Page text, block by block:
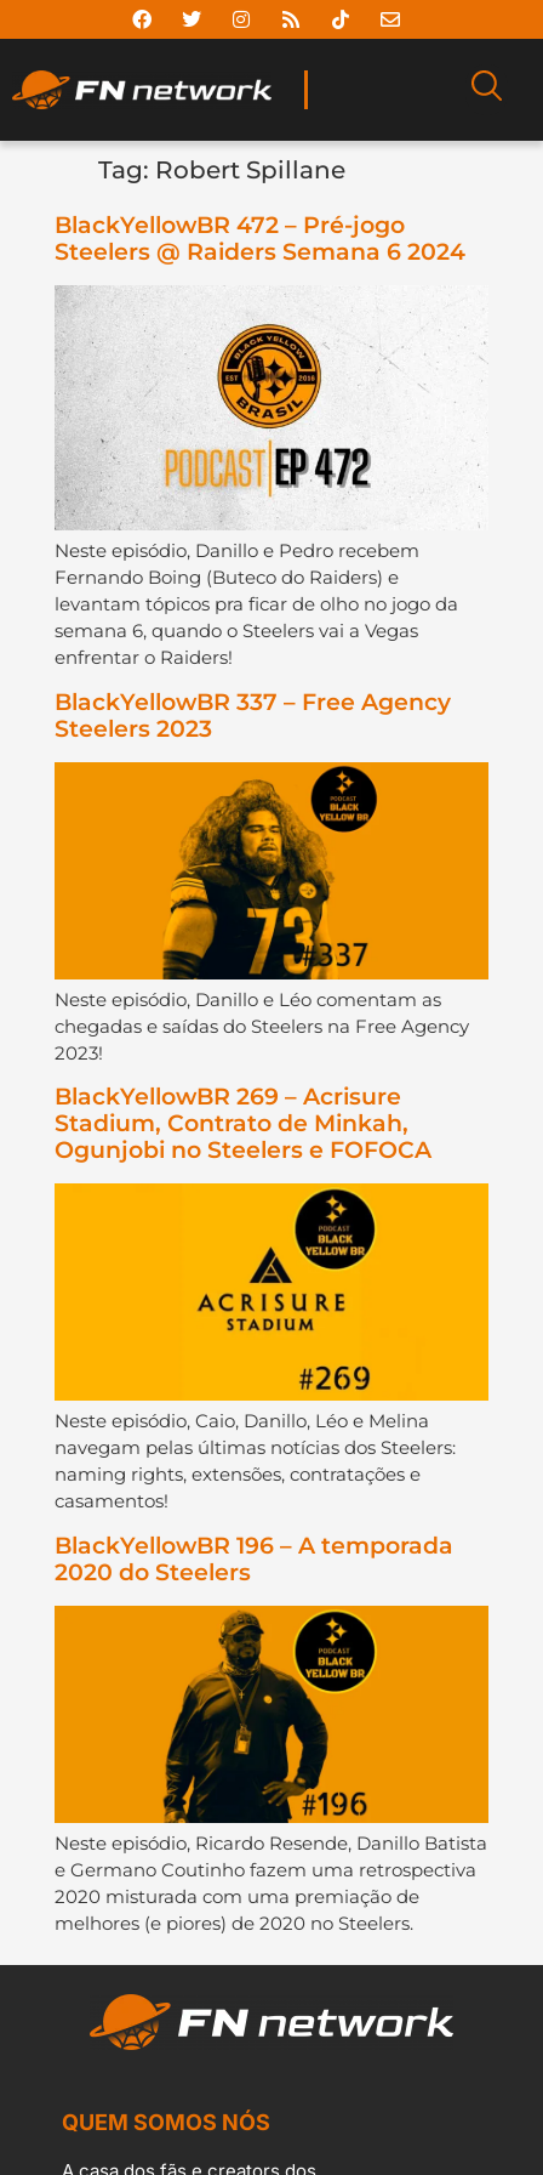
Tag: Robert Spillane
BlackYellowBR 472 – Pré-jogo
Steelers @ Raiders Semana 6 2024
Neste episódio, Danillo e Pedro recebem
Fernando Boing (Buteco do Raiders) e
levantam tópicos pra ficar de olho no jogo da
semana 6, quando o Steelers vai a Vegas
enfrentar o Raiders!
BlackYellowBR 337 – Free Agency
Steelers 2023
Neste episódio, Danillo e Léo comentam as
chegadas e saídas do Steelers na Free Agency
2023!
BlackYellowBR 269 – Acrisure
Stadium, Contrato de Minkah,
Ogunjobi no Steelers e FOFOCA
Neste episódio, Caio, Danillo, Léo e Melina
navegam pelas últimas notícias dos Steelers:
naming rights, extensões, contratações e
casamentos!
BlackYellowBR 196 – A temporada
2020 do Steelers
Neste episódio, Ricardo Resende, Danillo Batista
e Germano Coutinho fazem uma retrospectiva
2020 misturada com uma premiação de
melhores (e piores) de 2020 no Steelers.
QUEM SOMOS NÓS